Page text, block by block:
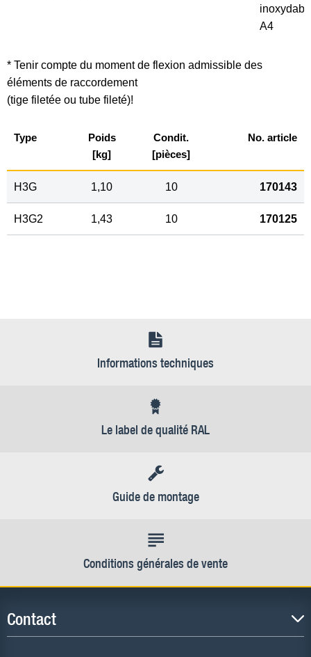
A4
* Tenir compte du moment de flexion admissible des
éléments de raccordement
(tige filetée ou tube fileté)!
Type
Poids
[kg]
Condit.
[pièces]
No. article
H3G 1,10 10 170143
H3G2 1,43 10 170125
Informations techniques
Le label de qualité RAL
Guide de montage
Conditions générales de vente
Contact